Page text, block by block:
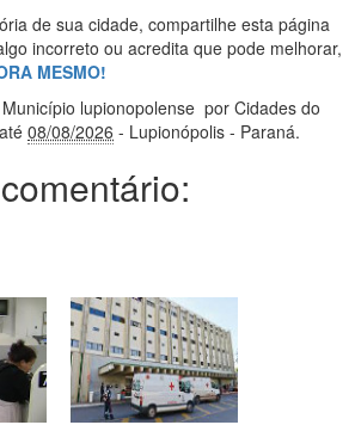
de sua cidade, compartilhe esta página
incorreto ou acredita que pode melhorar,
MESMO!
lupionopolense por Cidades do
08/08/2026 - Lupionópolis - Paraná.